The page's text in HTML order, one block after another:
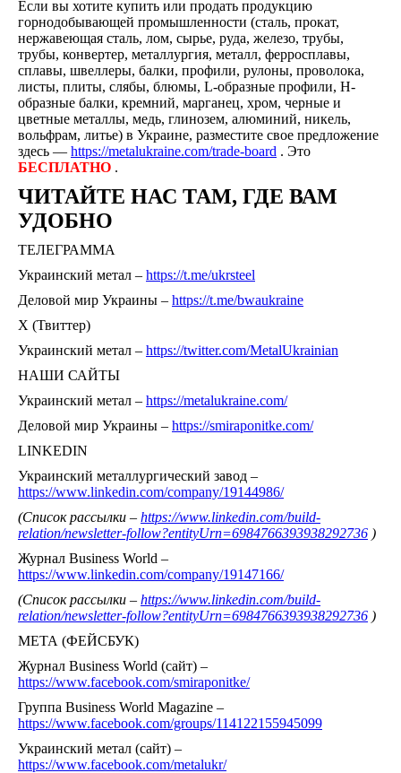
Если вы хотите купить или продать продукцию
горнодобывающей промышленности (сталь, прокат,
нержавеющая сталь, лом, сырье, руда, железо, трубы,
трубы, конвертер, металлургия, металл, ферросплавы,
сплавы, швеллеры, балки, профили, рулоны, проволока,
листы, плиты, слябы, блюмы, L-образные профили, H-
образные балки, кремний, марганец, хром, черные и
цветные металлы, медь, глинозем, алюминий, никель,
вольфрам, литье) в Украине, разместите свое предложение
здесь — https://metalukraine.com/trade-board . Это
БЕСПЛАТНО .
ЧИТАЙТЕ НАС ТАМ, ГДЕ ВАМ
УДОБНО
ТЕЛЕГРАММА
Украинский метал – https://t.me/ukrsteel
Деловой мир Украины – https://t.me/bwaukraine
Х (Твиттер)
Украинский метал – https://twitter.com/MetalUkrainian
НАШИ САЙТЫ
Украинский метал – https://metalukraine.com/
Деловой мир Украины – https://smiraponitke.com/
LINKEDIN
Украинский металлургический завод –
https://www.linkedin.com/company/19144986/
(Список рассылки – https://www.linkedin.com/build-
relation/newsletter-follow?entityUrn=6984766393938292736 )
Журнал Business World –
https://www.linkedin.com/company/19147166/
(Список рассылки – https://www.linkedin.com/build-
relation/newsletter-follow?entityUrn=6984766393938292736 )
МЕТА (ФЕЙСБУК)
Журнал Business World (сайт) –
https://www.facebook.com/smiraponitke/
Группа Business World Magazine –
https://www.facebook.com/groups/114122155945099
Украинский метал (сайт) –
https://www.facebook.com/metalukr/